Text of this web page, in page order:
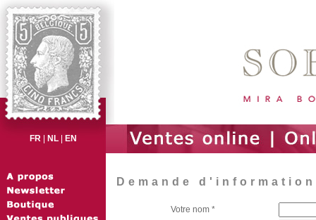
FR| NL| EN
Demande
Votre nom *